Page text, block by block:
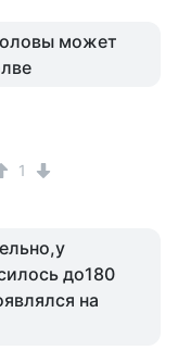
может
1
до180
на